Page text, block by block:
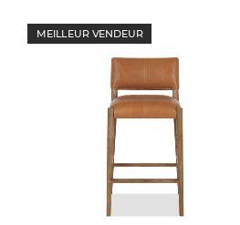
MEILLEUR VENDEUR